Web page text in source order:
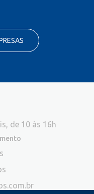
de 10 às 16h